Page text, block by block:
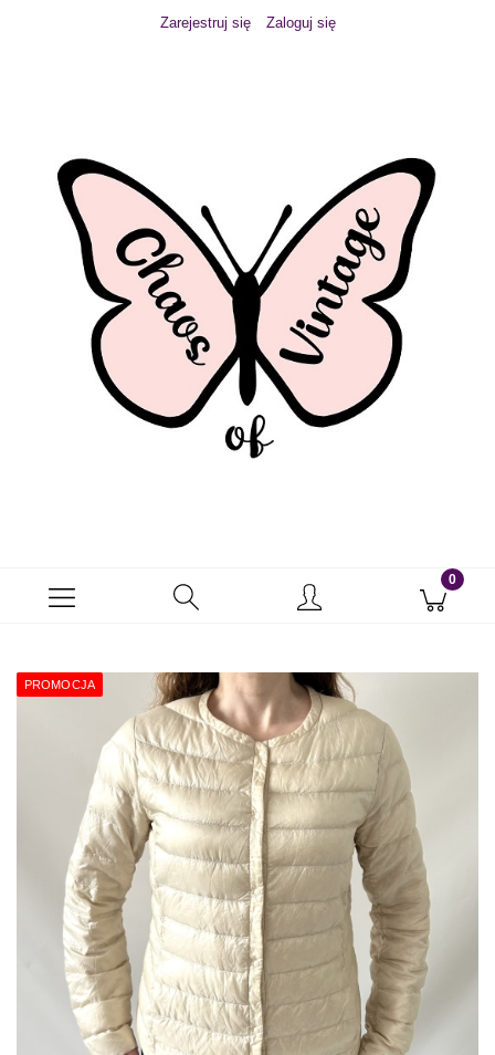
Zarejestruj się Zaloguj się
PROMOCJA